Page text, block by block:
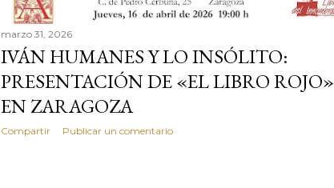
marzo 31, 2026
IVÁN HUMANES Y LO INSÓLITO:
PRESENTACIÓN DE «EL LIBRO ROJO»
EN ZARAGOZA
Compartir Publicar un comentario